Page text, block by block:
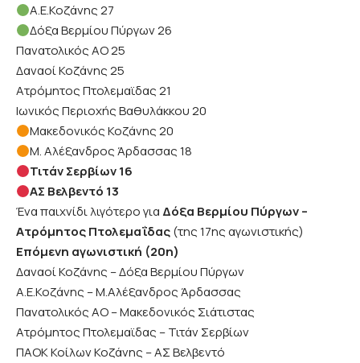
Α.Ε.Κοζάνης 27
Δόξα Βερμίου Πύργων 26
Πανατολικός ΑΟ 25
Δαναοί Κοζάνης 25
Ατρόμητος Πτολεμαϊδας 21
Ιωνικός Περιοχής Βαθυλάκκου 20
Μακεδονικός Κοζάνης 20
Μ. Αλέξανδρος Άρδασσας 18
Τιτάν Σερβίων 16
ΑΣ Βελβεντό 13
Ένα παιχνίδι λιγότερο γιαΔόξα Βερμίου Πύργων –
Ατρόμητος Πτολεμαΐδας(της 17ης αγωνιστικής)
Επόμενη αγωνιστική (20η)
Δαναοί Κοζάνης – Δόξα Βερμίου Πύργων
Α.Ε.Κοζάνης – Μ.Αλέξανδρος Άρδασσας
Πανατολικός ΑΟ – Μακεδονικός Σιάτιστας
Ατρόμητος Πτολεμαϊδας – Τιτάν Σερβίων
ΠΑΟΚ Κοίλων Κοζάνης – ΑΣ Βελβεντό